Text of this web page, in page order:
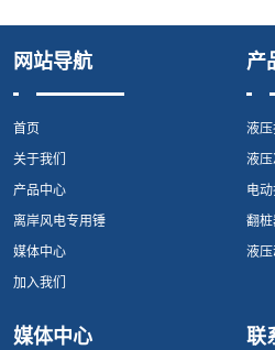
网站导航
首页
关于我们
产品中心
离岸风电专用锤
媒体中心
加入我们
产
液
液
电
翻
液
媒体中心 联